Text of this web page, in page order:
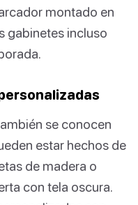
montado en
gabinetes incluso
se conocen
estar hechos de
de madera o
con tela oscura.